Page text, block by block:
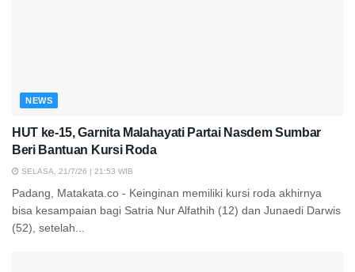
NEWS
HUT ke-15, Garnita Malahayati Partai Nasdem Sumbar
Beri Bantuan Kursi Roda
SELASA, 21/7/26 | 21:53 WIB
Padang, Matakata.co - Keinginan memiliki kursi roda akhirnya
bisa kesampaian bagi Satria Nur Alfathih (12) dan Junaedi Darwis
(52), setelah...